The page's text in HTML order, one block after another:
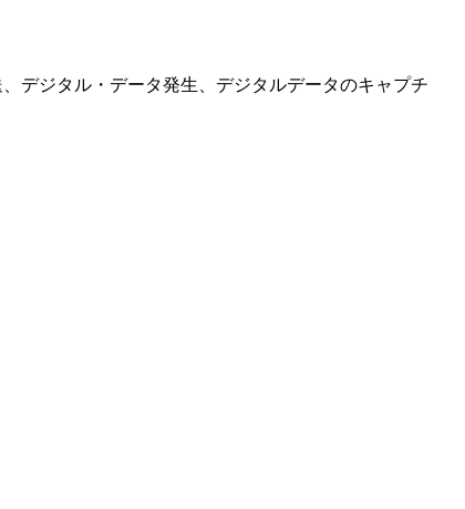
デジタル・データ発生、デジタルデータのキャプチ